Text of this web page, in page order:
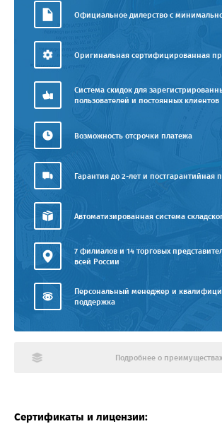
Официальное дилерство с
Оригинальная сертифицированная
Система скидок для
пользователей и постоянных клиентов
Возможность отсрочки платежа
Гарантия до 2-лет и постгарантийная
Автоматизированная система
7 филиалов и 14 торговых
всей России
Персональный менеджер и
поддержка
Подробнее о преимуществах
Сертификаты и лицензии: